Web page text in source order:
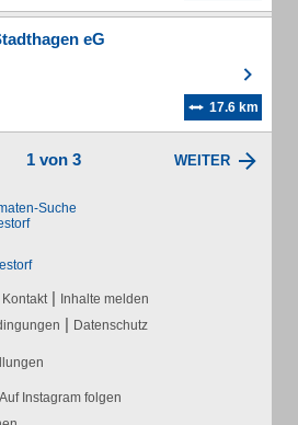
eG
17.6 km
1 von 3 WEITER
Suche
Kontakt | Inhalte melden
| Datenschutz
Auf Instagram folgen